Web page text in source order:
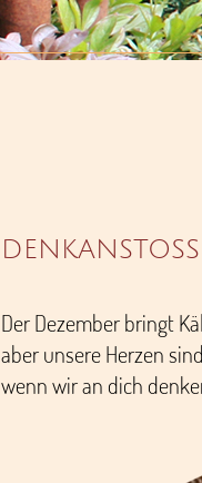
Der Dezember bringt
aber unsere Herzen
wenn wir an dich